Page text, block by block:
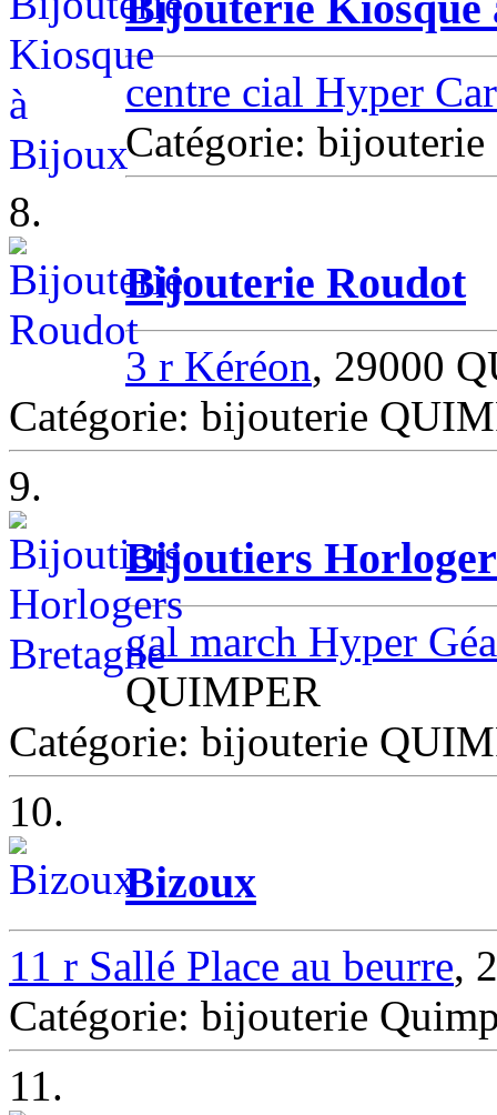
centre cial Hyper
Catégorie:
8.
Bijouterie Roudot
3 r Kéréon, 29000
Catégorie: bijouterie
9.
Bijoutiers
gal march Hyper
QUIMPER
Catégorie: bijouterie
10.
Bizoux
11 r Sallé Place au beurre,
Catégorie: bijouterie
11.